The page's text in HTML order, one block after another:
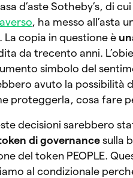
d’aste Sotheby’s, di
, ha messo all’asta
La copia in questione è
da trecento anni.
simbolo del
avuto la possibilità
proteggerla, cosa fare
decisioni sarebbero
di governance sulla
del token PEOPLE.
al condizionale